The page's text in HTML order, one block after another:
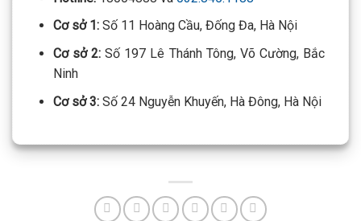
Cơ sở 1: Số 11 Hoàng Cầu, Đống Đa, Hà Nội
Cơ sở 2: Số 197 Lê Thánh Tông, Võ Cường, Bắc
Ninh
Cơ sở 3:Số 24 Nguyễn Khuyến, Hà Đông, Hà Nội